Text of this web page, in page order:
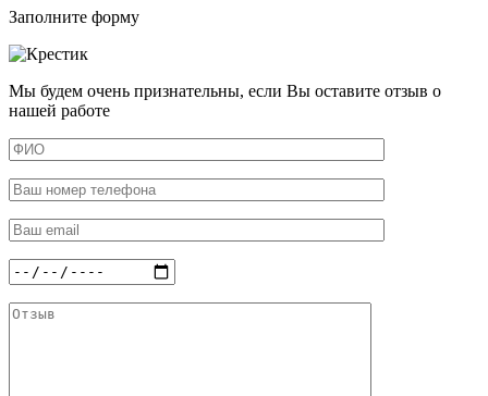
Заполните форму
Мы будем очень признательны, если Вы оставите отзыв о
нашей работе